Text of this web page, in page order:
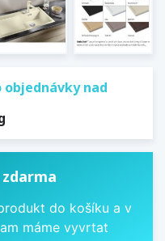
nad
do košíku a v
máme vyvrtat